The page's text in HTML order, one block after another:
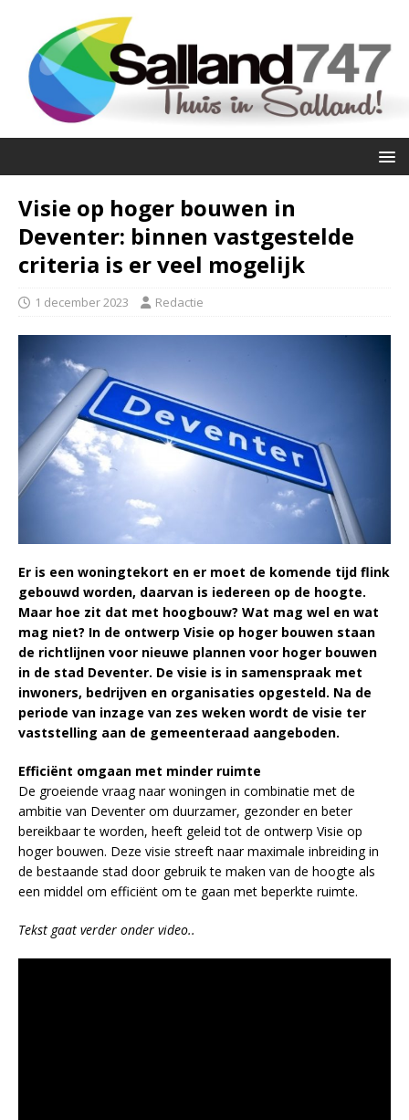
Visie op hoger bouwen in
Deventer: binnen vastgestelde
criteria is er veel mogelijk
1 december 2023 Redactie
Er is een woningtekort en er moet de komende tijd flink
gebouwd worden, daarvan is iedereen op de hoogte.
Maar hoe zit dat met hoogbouw? Wat mag wel en wat
mag niet? In de ontwerp Visie op hoger bouwen staan
de richtlijnen voor nieuwe plannen voor hoger bouwen
in de stad Deventer. De visie is in samenspraak met
inwoners, bedrijven en organisaties opgesteld. Na de
periode van inzage van zes weken wordt de visie ter
vaststelling aan de gemeenteraad aangeboden.
Efficiënt omgaan met minder ruimte
De groeiende vraag naar woningen in combinatie met de
ambitie van Deventer om duurzamer, gezonder en beter
bereikbaar te worden, heeft geleid tot de ontwerp Visie op
hoger bouwen. Deze visie streeft naar maximale inbreiding in
de bestaande stad door gebruik te maken van de hoogte als
een middel om efficiënt om te gaan met beperkte ruimte.
Tekst gaat verder onder video..